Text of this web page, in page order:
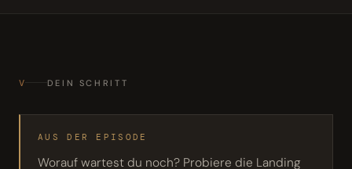
V DEIN SCHRITT
AUS DER EPISODE
Worauf wartest du noch? Probiere die Landing